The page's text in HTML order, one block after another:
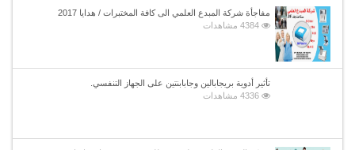
مفاجأة شركة المبدع العلمي الى كافة المختبرات / هدايا 2017
4384 مشاهدات
تأثير أدوية بريجابالين وجابابنتين على الجهاز التنفسي.
4336 مشاهدات